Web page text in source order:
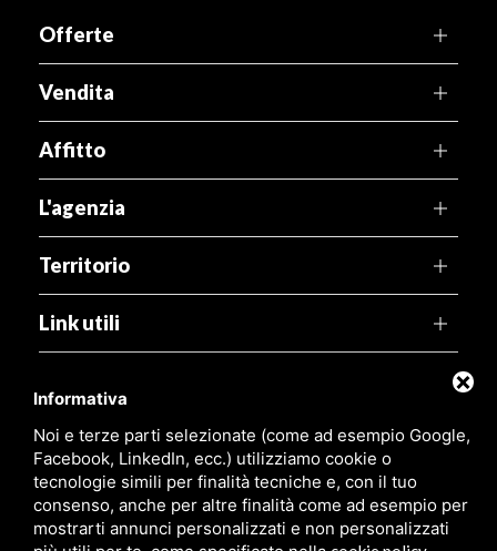
Informativa
Noi e terze parti selezionate (come ad esempio Google,
Facebook, LinkedIn, ecc.) utilizziamo cookie o
tecnologie simili per finalità tecniche e, con il tuo
consenso, anche per altre finalità come ad esempio per
mostrarti annunci personalizzati e non personalizzati
Offerte
Vendita
Affitto
L'agenzia
Agenzia Pegaso
Viale Leonardo, 99,44029 Lido di Spina (FE)
P.Iva:01316480381
Territorio
Link utili